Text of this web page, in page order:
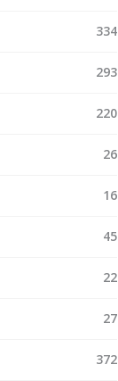
334
293
220
26
16
45
22
27
372